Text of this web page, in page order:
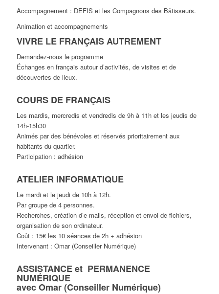
Accompagnement : DEFIS et les Compagnons des Bâtisseurs.
Animation et accompagnements
VIVRE LE FRANÇAIS AUTREMENT
Demandez-nous le programme
Échanges en français autour d’activités, de visites et de
découvertes de lieux.
COURS DE FRANÇAIS
Les mardis, mercredis et vendredis de 9h à 11h et les jeudis de
14h-15h30
Animés par des bénévoles et réservés prioritairement aux
habitants du quartier.
Participation : adhésion
ATELIER INFORMATIQUE
Le mardi et le jeudi de 10h à 12h.
Par groupe de 4 personnes.
Recherches, création d’e-mails, réception et envoi de fichiers,
organisation de son ordinateur.
Coût : 15€ les 10 séances de 2h + adhésion
Intervenant : Omar (Conseiller Numérique)
ASSISTANCE et PERMANENCE
NUMÉRIQUE
avec Omar (Conseiller Numérique)